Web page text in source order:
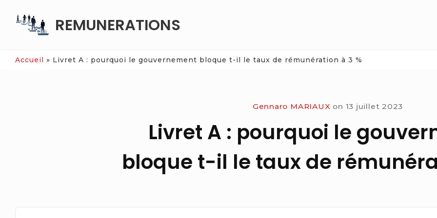
REMUNERATIONS
Accueil » Livret A : pourquoi le gouvernement bloque t-il le taux de rémunération à 3 %
Gennaro MARIAUX on 13 juillet 2023
Livret A : pourquoi le
bloque t-il le taux de